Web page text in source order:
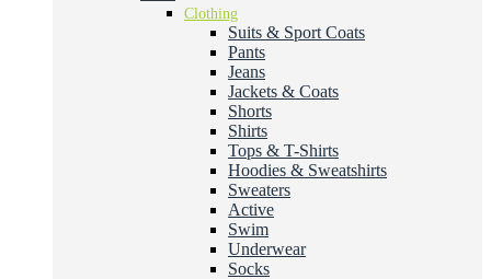
Clothing
Suits & Sport Coats
Pants
Jeans
Jackets & Coats
Shorts
Shirts
Tops & T-Shirts
Hoodies & Sweatshirts
Sweaters
Active
Swim
Underwear
Socks